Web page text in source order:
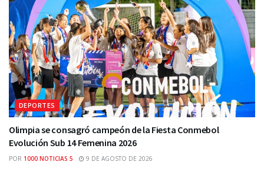
DEPORTES
Olimpia se consagró campeón de la Fiesta Conmebol
Evolución Sub 14 Femenina 2026
POR 1000 NOTICIAS 5 9 DE AGOSTO DE 2026